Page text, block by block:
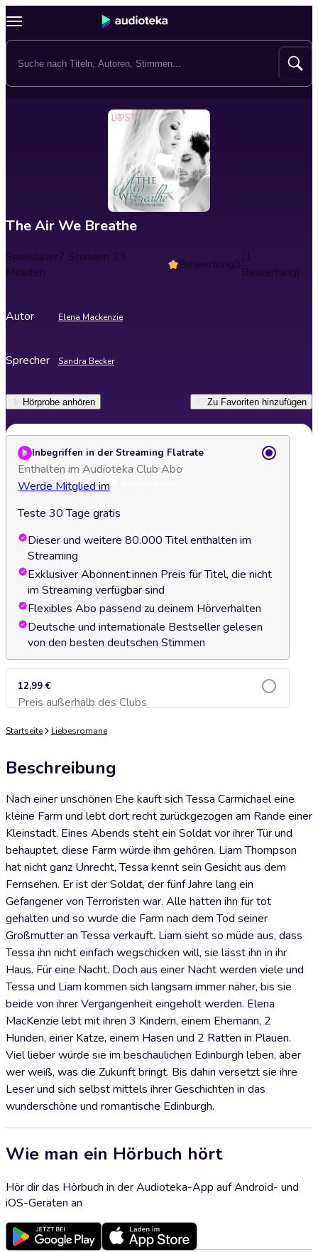
The Air We Breathe
Spieldauer7 Stunden 23
Minuten
Bewertung3(1
Bewertung)
Autor Elena Mackenzie
Sprecher Sandra Becker
Hörprobe anhören Zu Favoriten hinzufügen
Inbegriffen in der Streaming Flatrate
Enthalten im Audioteka Club Abo
Werde Mitglied im
Teste 30 Tage gratis
Dieser und weitere 80.000 Titel enthalten im
Streaming
Exklusiver Abonnent:innen Preis für Titel, die nicht
im Streaming verfügbar sind
Flexibles Abo passend zu deinem Hörverhalten
Deutsche und internationale Bestseller gelesen
von den besten deutschen Stimmen
12,99 €
Preis außerhalb des ClubsZum Warenkorb hinzufügen
Startseite Liebesromane
Beschreibung
Nach einer unschönen Ehe kauft sich Tessa Carmichael eine
kleine Farm und lebt dort recht zurückgezogen am Rande einer
Kleinstadt. Eines Abends steht ein Soldat vor ihrer Tür und
behauptet, diese Farm würde ihm gehören. Liam Thompson
hat nicht ganz Unrecht, Tessa kennt sein Gesicht aus dem
Fernsehen. Er ist der Soldat, der fünf Jahre lang ein
Gefangener von Terroristen war. Alle hatten ihn für tot
gehalten und so wurde die Farm nach dem Tod seiner
Großmutter an Tessa verkauft. Liam sieht so müde aus, dass
Tessa ihn nicht einfach wegschicken will, sie lässt ihn in ihr
Haus. Für eine Nacht. Doch aus einer Nacht werden viele und
Tessa und Liam kommen sich langsam immer näher, bis sie
beide von ihrer Vergangenheit eingeholt werden. Elena
MacKenzie lebt mit ihren 3 Kindern, einem Ehemann, 2
Hunden, einer Katze, einem Hasen und 2 Ratten in Plauen.
Viel lieber würde sie im beschaulichen Edinburgh leben, aber
wer weiß, was die Zukunft bringt. Bis dahin versetzt sie ihre
Leser und sich selbst mittels ihrer Geschichten in das
wunderschöne und romantische Edinburgh.
Wie man ein Hörbuch hört
Hör dir das Hörbuch in der Audioteka-App auf Android- und
iOS-Geräten an